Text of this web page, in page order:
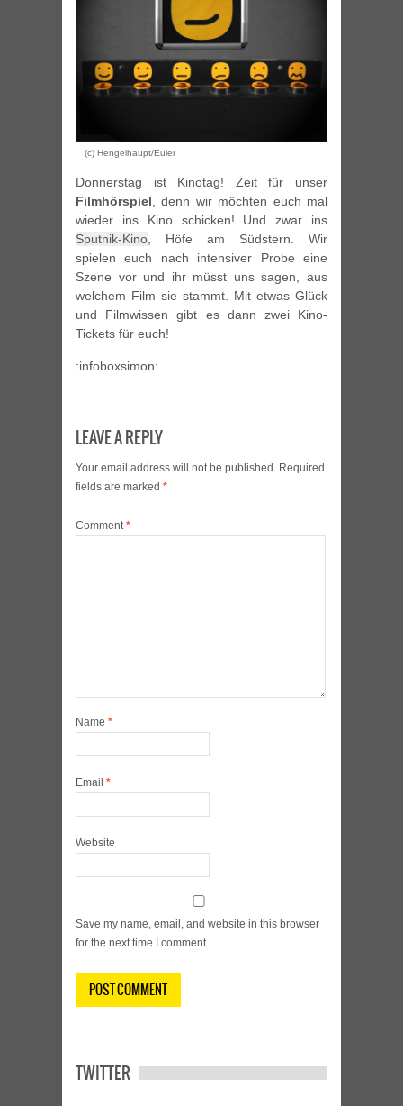
(c) Hengelhaupt/Euler
Donnerstag ist Kinotag! Zeit für unser
Filmhörspiel , denn wir möchten euch mal
wieder ins Kino schicken! Und zwar ins
Sputnik-Kino , Höfe am Südstern. Wir
spielen euch nach intensiver Probe eine
Szene vor und ihr müsst uns sagen, aus
welchem Film sie stammt. Mit etwas Glück
und Filmwissen gibt es dann zwei Kino-
Tickets für euch!
:infoboxsimon:
LEAVE A REPLY
Your email address will not be published. Required
fields are marked *
Comment*
Name *
Email *
Website
Save my name, email, and website in this browser
for the next time I comment.
TWITTER